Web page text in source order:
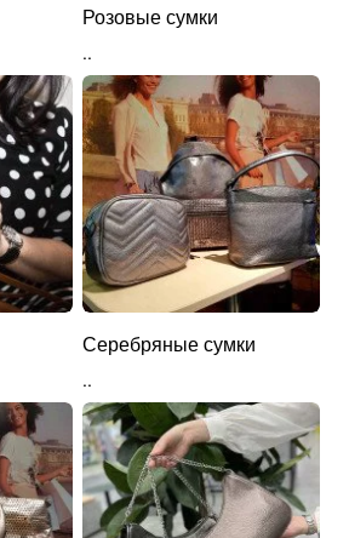
Розовые сумки
..
Серебряные сумки
..